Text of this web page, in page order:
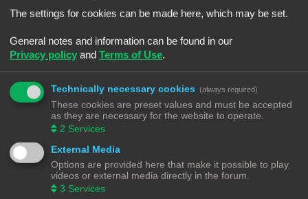
Zoeken in forums:
Selecteer het forum of de forums die je wil doorzoeken. Subforums worden automatisch
doorzocht als je “Doorzoek subforums“ hieronder niet uitschakelt.
Doorzoek subforums:
Nee
Alleen berichtonderwerpen en tekst
The settings for cookies can be made here, which may be set.
General notes and information can be found in our
Privacy policy and Terms of Use.
Technically necessary cookies (always required)
These cookies are preset values and must be accepted
as they are necessary for the website to operate.
2 Services
External Media
Options are provided here that make it possible to play
videos or external media directly in the forum.
3 Services